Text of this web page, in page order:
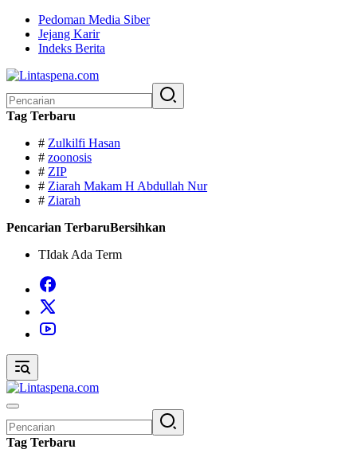
Langsung
konten
Pedoman Media Siber
Jejang Karir
Indeks Berita
untuk:
Tag Terbaru
# Zulkilfi Hasan
# zoonosis
# ZIP
# Ziarah Makam H Abdullah Nur
# Ziarah
Pencarian TerbaruBersihkan
TIdak Ada Term
untuk:
Tag Terbaru